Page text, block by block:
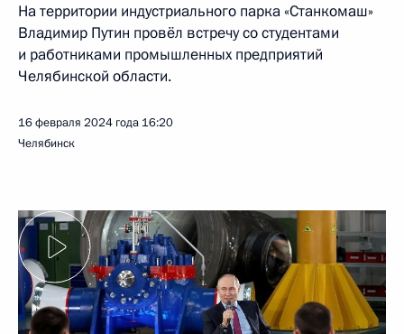
На территории индустриального парка «Станкомаш»
Владимир Путин провёл встречу со студентами
и работниками промышленных предприятий
Челябинской области.
16 февраля 2024 года 16:20
Челябинск